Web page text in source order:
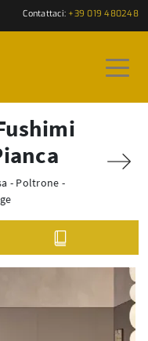
Contattaci: +39 019 480248
- Poltrone -